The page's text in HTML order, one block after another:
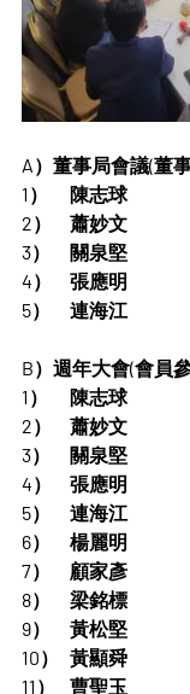
A）董事局會議(董
1）	陳志球
2）	蕭妙文
3）	關泉堅
4）	張應明
5）	連海江
B）週年大會(會員
1）	陳志球
2）	蕭妙文
3）	關泉堅
4）	張應明
5）	連海江
6）	楊麗明
7）	顧家彥
8）	梁銘標
9）	黃松堅
10）	黃顯舜
11）	曹聖玉